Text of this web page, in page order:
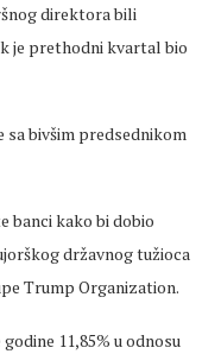
direktora bili
je prethodni kvartal bio
sa bivšim predsednikom
banci kako bi dobio
državnog tužioca
Trump Organization.
11,85% u odnosu